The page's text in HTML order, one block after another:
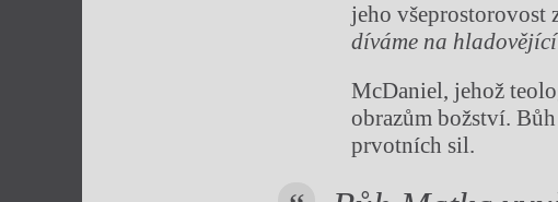
jeho všeprostorovost
díváme na
McDaniel, jehož
obrazům božství.
prvotních sil.